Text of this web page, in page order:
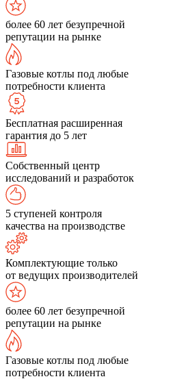
более 60 лет безупречной
репутации на рынке
Газовые котлы под любые
потребности клиента
Бесплатная расширенная
гарантия до 5 лет
Собственный центр
исследований и разработок
5 ступеней контроля
качества на производстве
Комплектующие только
от ведущих производителей
более 60 лет безупречной
репутации на рынке
Газовые котлы под любые
потребности клиента